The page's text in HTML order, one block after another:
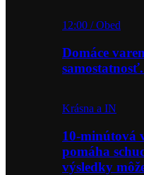
12:00 / Obed
Domáce
Krásna a IN
10-minútová
pomáha
výsledky